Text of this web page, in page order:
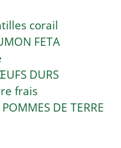
corail
FETA
DURS
frais
DE TERRE